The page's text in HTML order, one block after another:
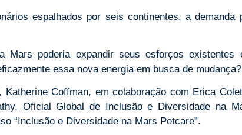
espalhados por seis continentes, a demanda
Mars poderia expandir seus esforços existentes
essa nova energia em busca de mudança?
Coffman, em colaboração com Erica
Oficial Global de Inclusão e Diversidade na
“Inclusão e Diversidade na Mars Petcare”.